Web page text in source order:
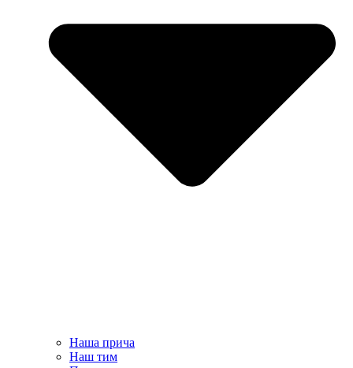
Наша прича
Наш тим